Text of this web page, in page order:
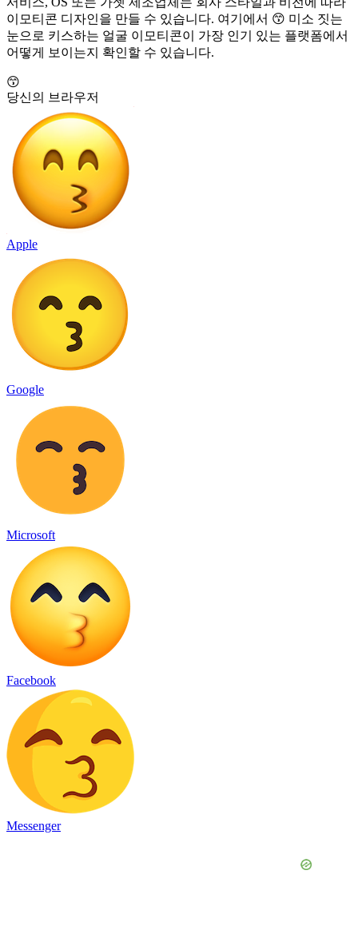
이모티콘 디자인을 만들 수 있습니다. 여기에서 😙 미소 짓는
눈으로 키스하는 얼굴 이모티콘이 가장 인기 있는 플랫폼에서
어떻게 보이는지 확인할 수 있습니다.
😙
당신의 브라우저
Apple
Google
Microsoft
Facebook
Messenger